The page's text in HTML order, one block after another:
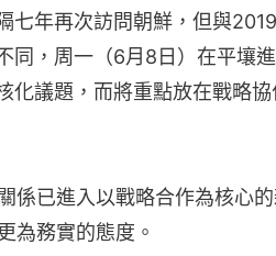
七年再次訪問朝鮮，但與
同，周一（6月8日）在平壤
化議題，而將重點放在戰略協
係已進入以戰略合作為核心
為務實的態度。